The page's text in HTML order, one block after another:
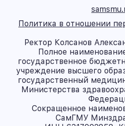
Политика в отношении
Ректор Колсанов
Полное
государственное
учреждение высшего
государственный
Министерства
Сокращенное
СамГМУ